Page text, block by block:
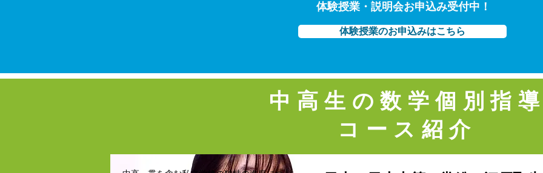
体験授業・説明会お申込み受付中！
体験授業のお申込みはこちら
中高生の数学個別指
コース紹介